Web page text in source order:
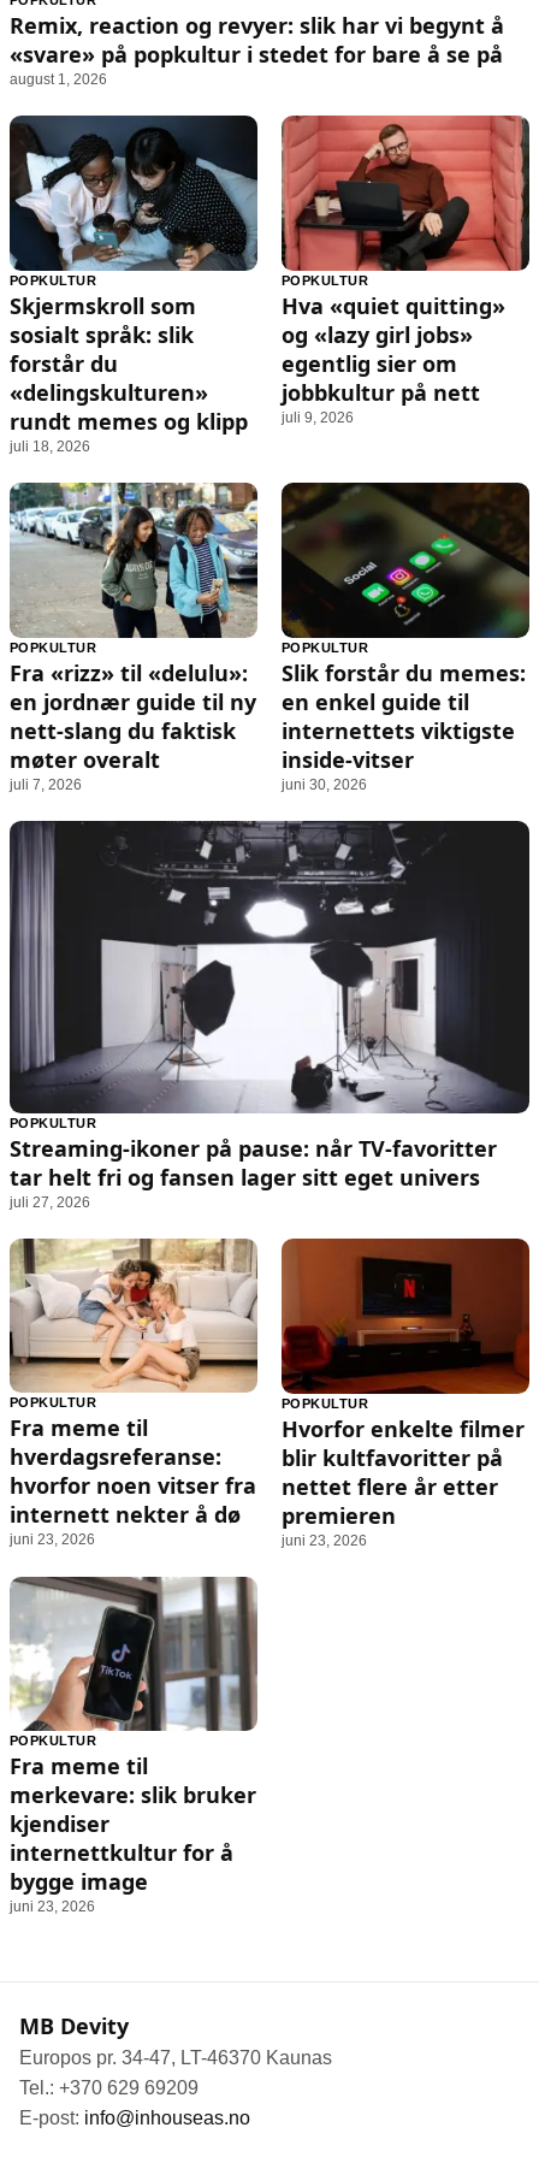
Animasjon
Sosiale medier
Musikk
Filmkveld
Seervaner
Soundtrack
Brukervilkår
Etiske retningslinjer
Personvernerklæring
Redaksjonell policy
Informasjon
Om oss
Kontakt oss
Forfattere og redaksjon
Retningslinjer for rettelser
Remix, reaction og revyer: slik har vi begynt å
«svare» på popkultur i stedet for bare å se på
august 1, 2026
POPKULTUR
Skjermskroll som
sosialt språk: slik
forstår du
«delingskulturen»
rundt memes og klipp
juli 18, 2026
POPKULTUR
Hva «quiet quitting»
og «lazy girl jobs»
egentlig sier om
jobbkultur på nett
juli 9, 2026
POPKULTUR
Fra «rizz» til «delulu»:
en jordnær guide til ny
nett-slang du faktisk
møter overalt
juli 7, 2026
POPKULTUR
Slik forstår du memes:
en enkel guide til
internettets viktigste
inside-vitser
juni 30, 2026
POPKULTUR
Streaming-ikoner på pause: når TV-favoritter
tar helt fri og fansen lager sitt eget univers
juli 27, 2026
POPKULTUR
Fra meme til
hverdagsreferanse:
hvorfor noen vitser fra
internett nekter å dø
juni 23, 2026
POPKULTUR
Hvorfor enkelte filmer
blir kultfavoritter på
nettet flere år etter
premieren
juni 23, 2026
POPKULTUR
Fra meme til
merkevare: slik bruker
kjendiser
internettkultur for å
bygge image
juni 23, 2026
MB Devity
Europos pr. 34-47, LT-46370 Kaunas
Tel.: +370 629 69209
E-post: info@inhouseas.no